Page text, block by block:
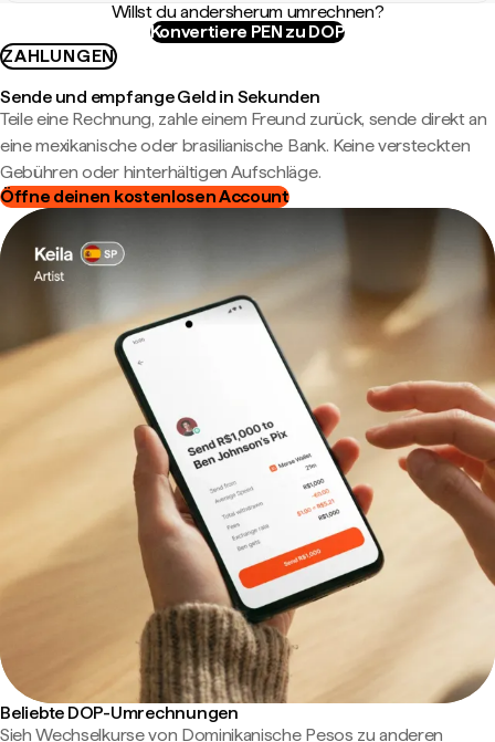
Willst du andersherum umrechnen?
Konvertiere PEN zu DOP
ZAHLUNGEN
Sende und empfange Geld in Sekunden
Teile eine Rechnung, zahle einem Freund zurück, sende direkt an
eine mexikanische oder brasilianische Bank. Keine versteckten
Gebühren oder hinterhältigen Aufschläge.
Öffne deinen kostenlosen Account
Beliebte DOP-Umrechnungen
Sieh Wechselkurse von Dominikanische Pesos zu anderen